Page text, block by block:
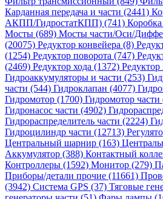
Карданная передача и части (2441)
АКПП/ГидростатКПП) (741) Коробка
Мосты (689) Мосты части/Оси/
(20075) Редуктор конвейера (8)
(1254) Редуктор поворота (747)
(2469) Редуктор хода (1372) Редуктор
Гидроаккумуляторы и части (253)
части (544) Гидроклапан (4077)
Гидромотор (1700) Гидромотор части
Гидронасос части (4902)
Гидрораспределитель части (2224)
Гидроцилиндр части (12713)
Центральный шарнир (163)
Аккумулятор (388) Контактный
Контроллеры (1592) Монитор (279)
Приборы/детали прочие (11661)
(3942) Система GPS (37) Тяговые